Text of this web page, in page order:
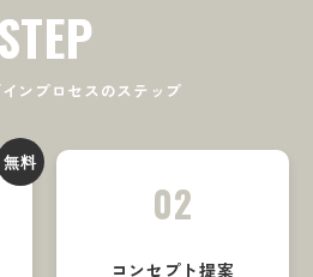
STEP
ンプロセスのステップ
無料
02
コンセプト提案